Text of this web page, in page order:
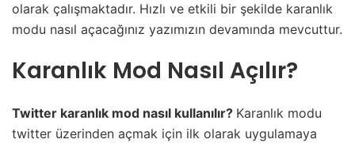
olarak çalışmaktadır. Hızlı ve etkili bir şekilde karanlık
modu nasıl açacağınız yazımızın devamında mevcuttur.
Karanlık Mod Nasıl Açılır?
Twitter karanlık mod nasıl kullanılır? Karanlık modu
twitter üzerinden açmak için ilk olarak uygulamaya